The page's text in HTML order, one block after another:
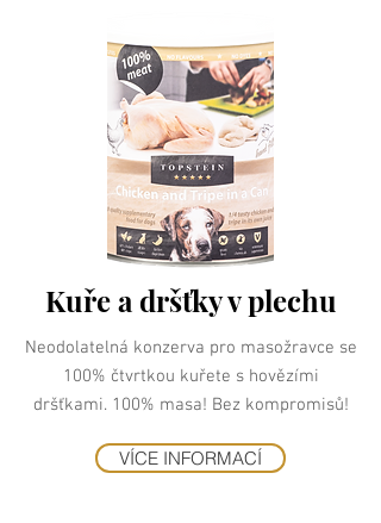
Kuře a dršťky v plechu
Neodolatelná konzerva pro masožravce se
100% čtvrtkou kuřete s hovězími
dršťkami. 100% masa! Bez kompromisů!
VÍCE INFORMACÍ